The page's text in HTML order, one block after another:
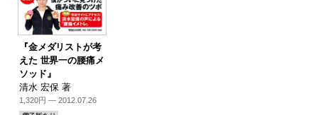
『金メダリストが考
えた 世界一の腰痛メ
ソッド』
清水 宏保 著
1,320円 — 2012.07.26